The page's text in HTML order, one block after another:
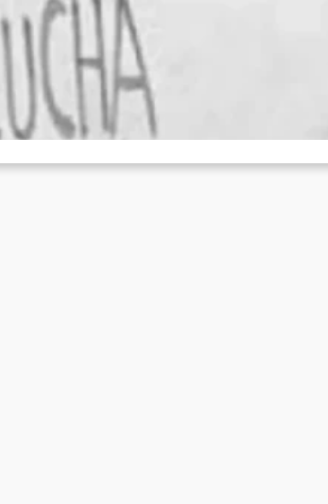
ES LEBE DER TAG DES
inoffizielle Übersetzung eines Dokuments aus Ecuador
Im Namen der „Frente de Defensa…